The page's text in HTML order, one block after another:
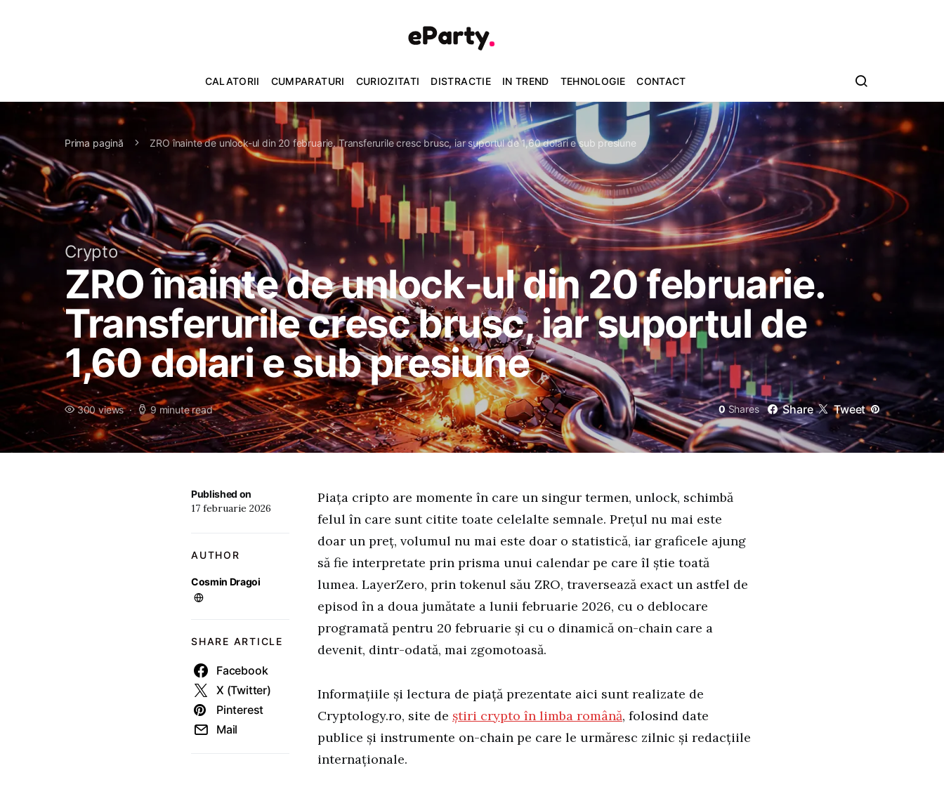
CALATORII CUMPARATURI CURIOZITATI DISTRACTIE IN TREND TEHNOLOGIE CONTACT
Prima pagină ZRO înainte de unlock-ul din 20 februarie. Transferurile cresc brusc, iar suportul de 1,60 dolari e sub presiune
Crypto
ZRO înainte de unlock-ul din 20 februarie.
Transferurile cresc brusc, iar suportul de
1,60 dolari e sub presiune
300 views 9 minute read 0 Shares Share Tweet
Published on
17 februarie 2026
AUTHOR
Cosmin Dragoi
SHARE ARTICLE
Facebook
X (Twitter)
Pinterest
Mail
Piața cripto are momente în care un singur termen, unlock, schimbă
felul în care sunt citite toate celelalte semnale. Prețul nu mai este
doar un preț, volumul nu mai este doar o statistică, iar graficele ajung
să fie interpretate prin prisma unui calendar pe care îl știe toată
lumea. LayerZero, prin tokenul său ZRO, traversează exact un astfel de
episod în a doua jumătate a lunii februarie 2026, cu o deblocare
programată pentru 20 februarie și cu o dinamică on-chain care a
devenit, dintr-odată, mai zgomotoasă.
Informațiile și lectura de piață prezentate aici sunt realizate de
Cryptology.ro, site de știri crypto în limba română, folosind date
publice și instrumente on-chain pe care le urmăresc zilnic și redacțiile
internaționale.